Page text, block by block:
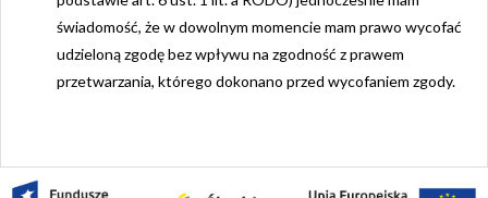
świadomość, że w dowolnym momencie mam prawo wycofać
udzieloną zgodę bez wpływu na zgodność z prawem
przetwarzania, którego dokonano przed wycofaniem zgody.